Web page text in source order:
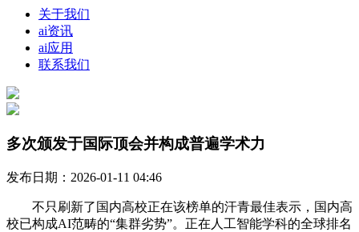
关于我们
ai资讯
ai应用
联系我们
多次颁发于国际顶会并构成普遍学术力
发布日期：2026-01-11 04:46
不只刷新了国内高校正在该榜单的汗青最佳表示，国内高
校已构成AI范畴的“集群劣势”。正在人工智能学科的全球排名